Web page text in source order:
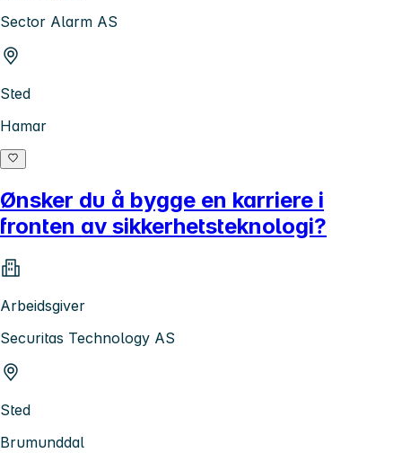
Sector Alarm AS
Sted
Hamar
Ønsker du å bygge en karriere i
fronten av sikkerhetsteknologi?
Arbeidsgiver
Securitas Technology AS
Sted
Brumunddal